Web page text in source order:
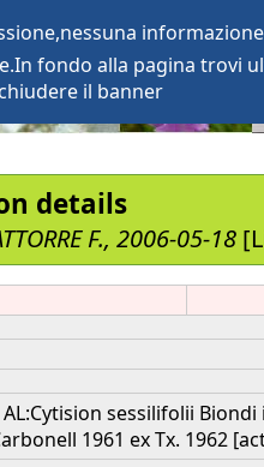
fondo alla pagina trovi
il banner
details
F., 2006-05-18
sessilifolii
1961 ex Tx. 1962